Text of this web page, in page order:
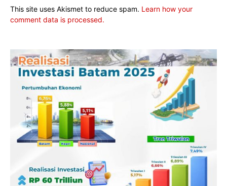
This site uses Akismet to reduce spam. Learn how your
comment data is processed.